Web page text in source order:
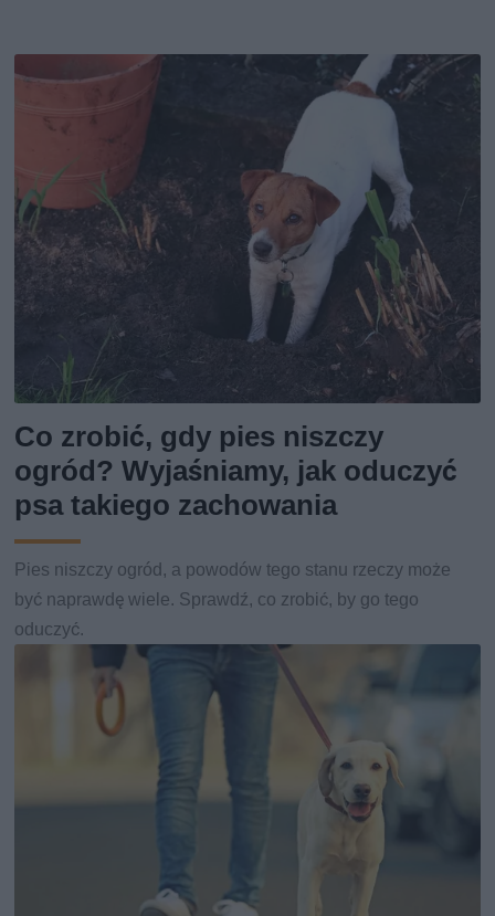
Co zrobić, gdy pies niszczy
ogród? Wyjaśniamy, jak oduczyć
psa takiego zachowania
Pies niszczy ogród, a powodów tego stanu rzeczy może
być naprawdę wiele. Sprawdź, co zrobić, by go tego
oduczyć.